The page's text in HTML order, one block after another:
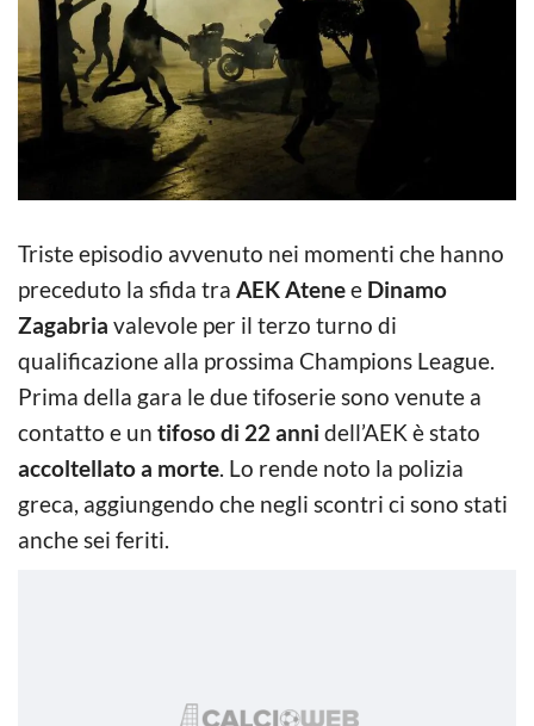
Triste episodio avvenuto nei momenti che hanno
preceduto la sfida tra AEK Atenee Dinamo
Zagabria valevole per il terzo turno di
qualificazione alla prossima Champions League.
Prima della gara le due tifoserie sono venute a
contatto e un tifoso di 22 anni dell’AEK è stato
accoltellato a morte. Lo rende noto la polizia
greca, aggiungendo che negli scontri ci sono stati
anche sei feriti.